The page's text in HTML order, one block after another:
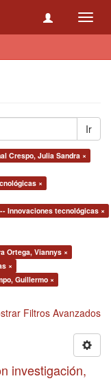
Ir
Crespo, Julia Sandra ×
×
Innovaciones tecnológicas ×
Ortega, Viannys ×
×
Guillermo ×
Filtros Avanzados
investigación,